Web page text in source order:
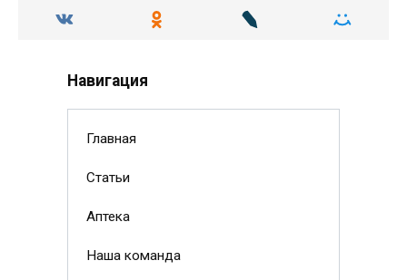
Навигация
Главная
Статьи
Аптека
Наша команда